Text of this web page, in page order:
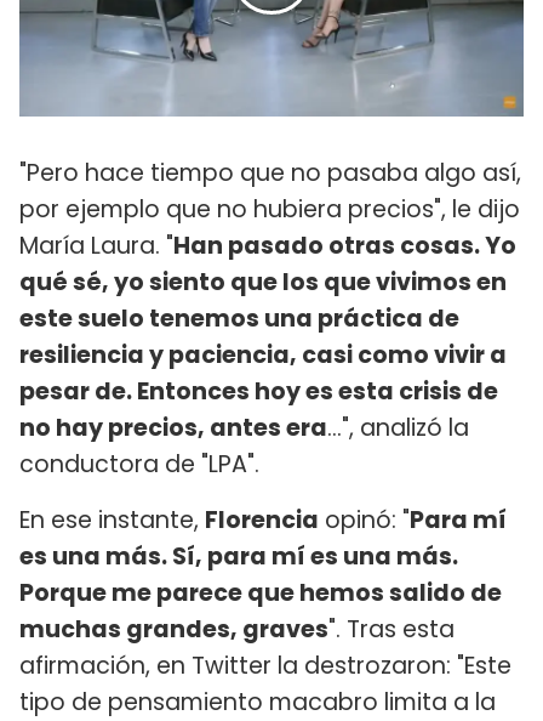
"Pero hace tiempo que no pasaba algo así,
por ejemplo que no hubiera precios", le dijo
María Laura. "Han pasado otras cosas. Yo
qué sé, yo siento que los que vivimos en
este suelo tenemos una práctica de
resiliencia y paciencia, casi como vivir a
pesar de. Entonces hoy es esta crisis de
no hay precios, antes era…", analizó la
conductora de "LPA".
En ese instante, Florencia opinó: "Para mí
es una más. Sí, para mí es una más.
Porque me parece que hemos salido de
muchas grandes, graves". Tras esta
afirmación, en Twitter la destrozaron: "Este
tipo de pensamiento macabro limita a la